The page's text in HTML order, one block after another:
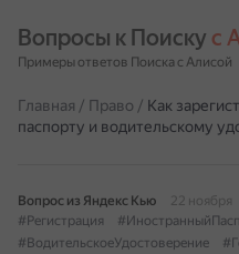
Вопросы к Поиску с
Примеры ответов Поиска с Алисой
Главная / Право / Как
паспорту и водительскому
Вопрос из Яндекс Кью
22 ноября
#Регистрация
#ВодительскоеУдостоверение